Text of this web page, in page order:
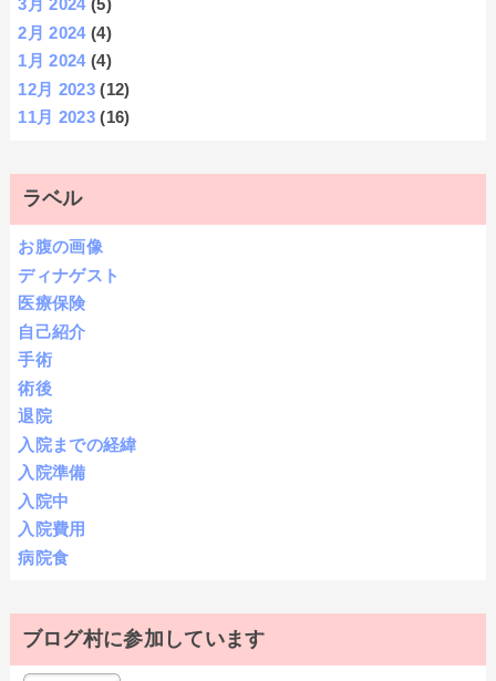
3月 2024(5)
2月 2024(4)
1月 2024(4)
12月 2023 (12)
11月 2023 (16)
ラベル
お腹の画像
ディナゲスト
医療保険
自己紹介
手術
術後
退院
入院までの経緯
入院準備
入院中
入院費用
病院食
ブログ村に参加しています